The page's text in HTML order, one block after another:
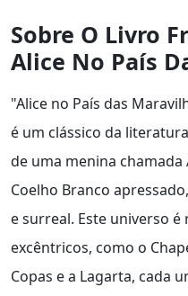
Sobre O Livro
Alice No País
"Alice no País das
é um clássico da
de uma menina
Coelho Branco
e surreal. Este universo
excêntricos, como o
Copas e a Lagarta, cada